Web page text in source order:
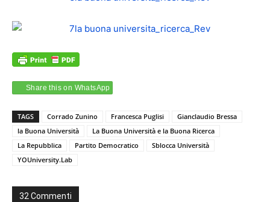
Share this on WhatsApp
TAGS Corrado Zunino Francesca Puglisi
Gianclaudio Bressa
la Buona Università
La Buona Università e la Buona Ricerca
La Repubblica
Partito Democratico
Sblocca Università
YOUniversity.Lab
32 Commenti